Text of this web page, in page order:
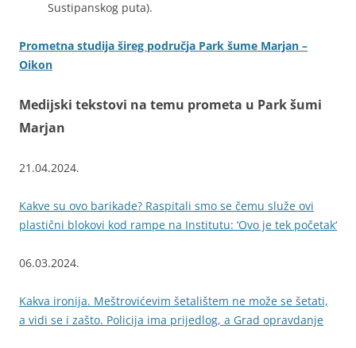
Sustipanskog puta).
Prometna studija šireg područja Park šume Marjan –
Oikon
Medijski tekstovi na temu prometa u Park šumi
Marjan
21.04.2024.
Kakve su ovo barikade? Raspitali smo se čemu služe ovi
plastični blokovi kod rampe na Institutu: ‘Ovo je tek početak‘
06.03.2024.
Kakva ironija. Meštrovićevim šetalištem ne može se šetati,
a vidi se i zašto. Policija ima prijedlog, a Grad opravdanje